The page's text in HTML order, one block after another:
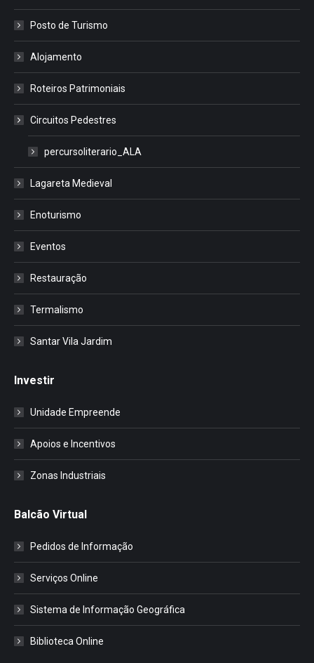
Posto de Turismo
Alojamento
Roteiros Patrimoniais
Circuitos Pedestres
percursoliterario_ALA
Lagareta Medieval
Enoturismo
Eventos
Restauração
Termalismo
Santar Vila Jardim
Investir
Unidade Empreende
Apoios e Incentivos
Zonas Industriais
Balcão Virtual
Pedidos de Informação
Serviços Online
Sistema de Informação Geográfica
Biblioteca Online